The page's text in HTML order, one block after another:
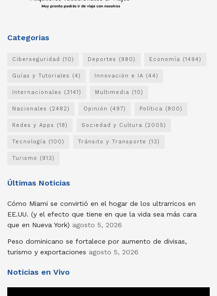
Categorias
Ciberseguridad (10) Deportes (980) Economía (1494)
Guías y Tutoriales (4) Innovación e IA (44)
Internacionales (3141) Multimedia (10)
Nacionales (2482) Opinión (497) Política (800)
Redes y Apps (18) Sociedad y Cultura (2005)
Tecnología (100) Tránsito y Transporte (13)
Turismo (913)
Últimas Noticias
Cómo Miami se convirtió en el hogar de los ultrarricos en
EE.UU. (y el efecto que tiene en que la vida sea más cara
que en Nueva York) agosto 5, 2026
Peso dominicano se fortalece por aumento de divisas,
turismo y exportaciones agosto 5, 2026
Noticias en Vivo